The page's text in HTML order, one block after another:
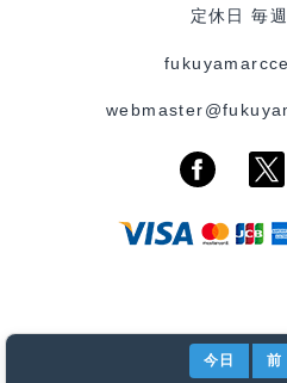
定休日 毎
今日 前